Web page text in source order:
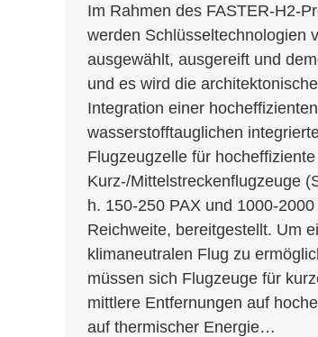
Im Rahmen des FASTER-H2-
werden Schlüsseltechnologien
ausgewählt, ausgereift und
und es wird die architektonische
Integration einer
wasserstofftauglichen
Flugzeugzelle für hocheffiziente
Kurz-/Mittelstreckenflugzeuge
h. 150-250 PAX und 1000-2000
Reichweite, bereitgestellt. Um
klimaneutralen Flug zu
müssen sich Flugzeuge für
mittlere Entfernungen auf
auf thermischer Energie…